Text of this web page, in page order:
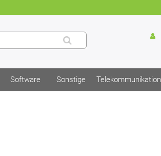
Software Sonstige Telekommunikation